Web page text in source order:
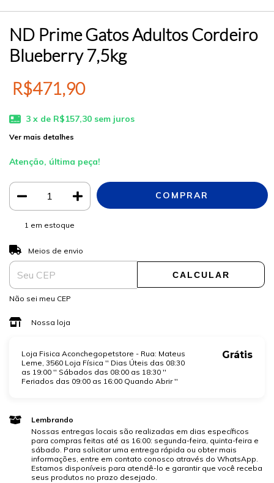
ND Prime Gatos Adultos Cordeiro
Blueberry 7,5kg
R$471,90
3 x de R$157,30 sem juros
Ver mais detalhes
Atenção, última peça!
1 em estoque
Entregas para o CEP:
Meios de envio
CALCULAR
Não sei meu CEP
Nossa loja
Loja Fisica Aconchegopetstore - Rua: Mateus
Leme, 3560 Loja Física '' Dias Úteis das 08:30
as 19:00 '' Sábados das 08:00 as 18:30 ''
Feriados das 09:00 as 16:00 Quando Abrir ''
Grátis
Lembrando
Nossas entregas locais são realizadas em dias específicos
para compras feitas até as 16:00: segunda-feira, quinta-feira e
sábado. Para solicitar uma entrega rápida ou obter mais
informações, entre em contato conosco através do WhatsApp.
Estamos disponíveis para atendê-lo e garantir que você receba
seus produtos no prazo desejado.